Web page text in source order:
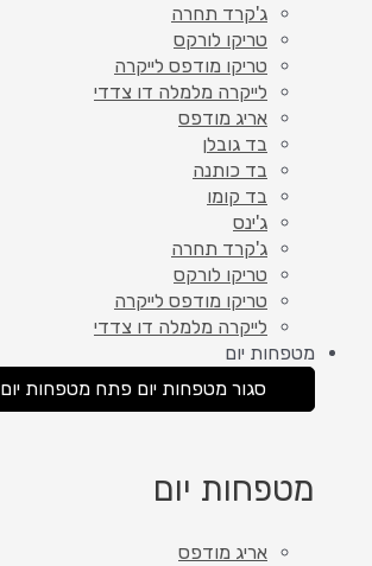
ג'קרד תחרה
טריקו לורקס
טריקו מודפס לייקרה
לייקרה מלמלה דו צדדי
אריג מודפס
בד גובלן
בד כותנה
בד קומו
ג'ינס
ג'קרד תחרה
טריקו לורקס
טריקו מודפס לייקרה
לייקרה מלמלה דו צדדי
מטפחות יום
סגור מטפחות יום פתח מטפחות יום
מטפחות יום
אריג מודפס